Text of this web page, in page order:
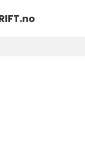
no